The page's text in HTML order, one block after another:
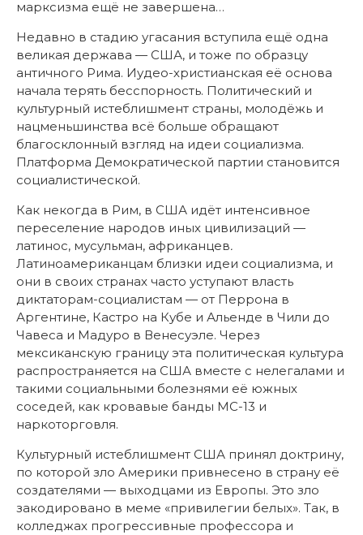
марксизма ещё не завершена…
Недавно в стадию угасания вступила ещё одна
великая держава — США, и тоже по образцу
античного Рима. Иудео-христианская её основа
начала терять бесспорность. Политический и
культурный истеблишмент страны, молодёжь и
нацменьшинства всё больше обращают
благосклонный взгляд на идеи социализма.
Платформа Демократической партии становится
социалистической.
Как некогда в Рим, в США идёт интенсивное
переселение народов иных цивилизаций —
латинос, мусульман, африканцев.
Латиноамериканцам близки идеи социализма, и
они в своих странах часто уступают власть
диктаторам-социалистам — от Перрона в
Аргентине, Кастро на Кубе и Альенде в Чили до
Чавеса и Мадуро в Венесуэле. Через
мексиканскую границу эта политическая культура
распространяется на США вместе с нелегалами и
такими социальными болезнями её южных
соседей, как кровавые банды МС-13 и
наркоторговля.
Культурный истеблишмент США принял доктрину,
по которой зло Америки привнесено в страну её
создателями — выходцами из Европы. Это зло
закодировано в меме «привилегии белых». Так, в
колледжах прогрессивные профессора и